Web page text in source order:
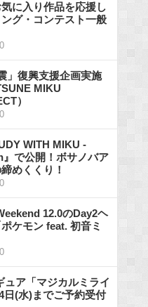
に入り作品を応援し
グ・コンテスト一般
」復興支援企画実施
MIKU
）
WITH MIKU -
で公開！ボサノバア
めくくり！
12.0のDay2ヘ
ケモン feat. 初音ミ
ュア「マジカルミライ
日(水)までご予約受付